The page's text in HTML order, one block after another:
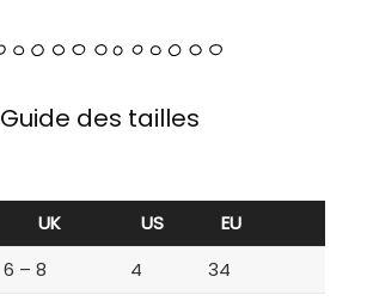
Guide des tailles
UK US
EU
6 – 8 4
34